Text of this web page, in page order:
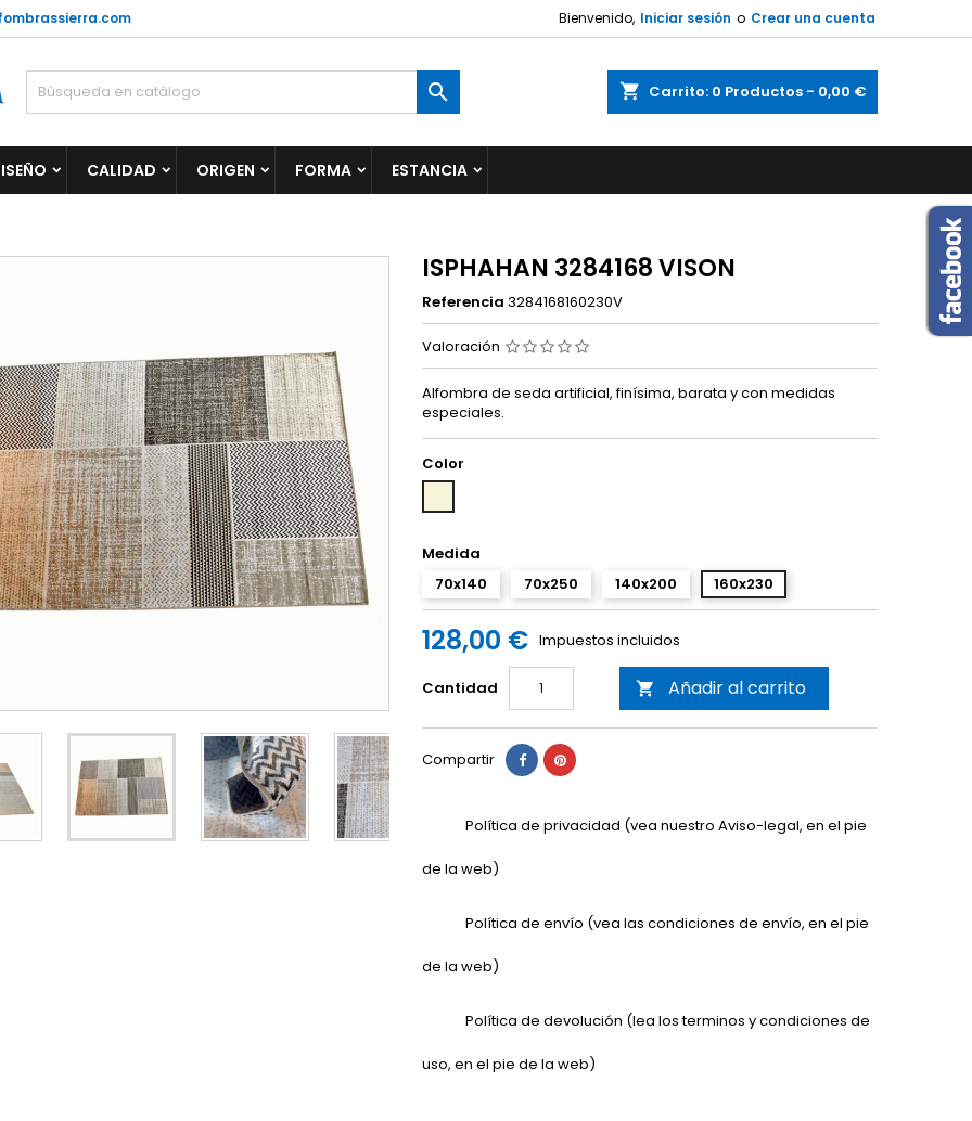
Bienvenido, Iniciar sesión o Crear una cuenta
shopping_cart Carrito: 0 Productos - 0,00 €

CALIDAD ORIGEN FORMA ESTANCIA
ISPHAHAN 3284168 VISON
Referencia 3284168160230V
Valoración
Alfombra de seda artificial, finísima, barata y con medidas
especiales.
Color
Medida
70x140
70x250 140x200 160x230
128,00 € Impuestos incluidos
Cantidad  Añadir al carrito
Compartir
Política de privacidad (vea nuestro Aviso-legal, en el pie
de la web)
Política de envío (vea las condiciones de envío, en el pie
de la web)
Política de devolución (lea los terminos y condiciones de
uso, en el pie de la web)